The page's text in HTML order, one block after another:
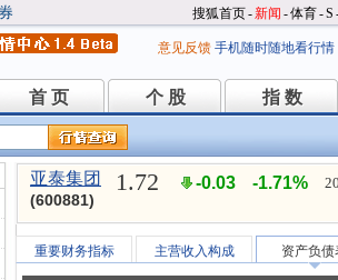
搜狐首页-新闻 -体育-S
意见反馈 手机随时随地看行情
首 页
首 页 个 股
个 股 指 数
指 数
亚泰集团
(600881)
1.72 -0.03 -1.71%
重要财务指标 主营收入构成 资产负债